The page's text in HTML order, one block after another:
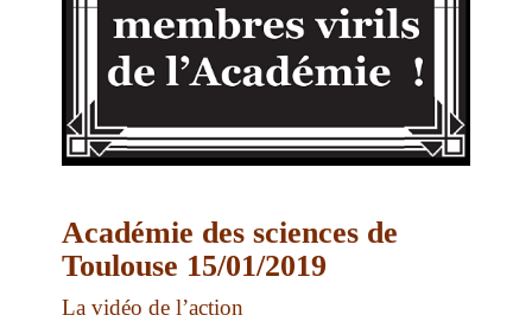
Académie des sciences de
Toulouse 15/01/2019
La vidéo de l’action